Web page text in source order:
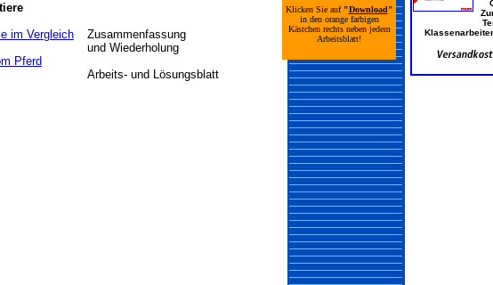
im Vergleich
Pferd
Zusammenfassung
und Wiederholung
Arbeits- und Lösungsblatt
Klicken Sie auf "Download"
in den orange farbigen
Kästchen rechts neben jedem
Arbeitsblatt!